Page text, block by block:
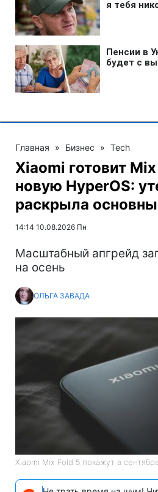
Главная » Бизнес » Tech
Xiaomi готовит
новую HyperOS:
раскрыла
14:14 10.08.2026 Пн
Масштабный апгрейд
на осень
ОЛЬГА ЗАВАДА
Xiaomi Mix Fold 5 покажут в